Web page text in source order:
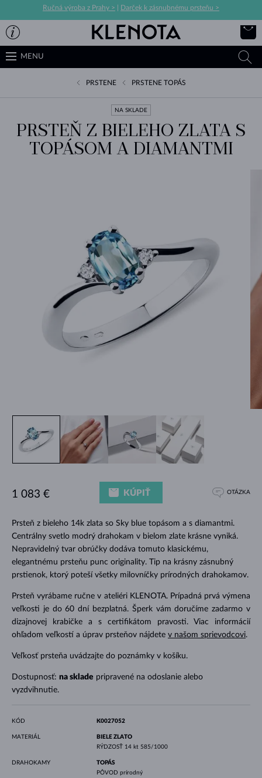
Ručná výroba z Prahy > Darček k zásnubnému prsteňu >
MENU
PRSTENE PRSTENE TOPÁS
NA SKLADE
PRSTEŇ Z BIELEHO ZLATA S
TOPÁSOM A DIAMANTMI
Prsteň z bieleho 14k zlata so Sky blue topásom a s diamantmi.
Centrálny svetlo modrý drahokam v bielom zlate krásne vyniká.
Nepravidelný tvar obrúčky dodáva tomuto klasickému,
elegantnému prsteňu punc originality. Tip na krásny zásnubný
prstienok, ktorý poteší všetky milovníčky prírodných drahokamov.
Prsteň vyrábame ručne v ateliéri KLENOTA. Prípadná prvá výmena
veľkosti je do 60 dní bezplatná. Šperk vám doručíme zadarmo v
dizajnovej krabičke a s certifikátom pravosti. Viac informácií
ohľadom veľkostí a úprav prsteňov nájdete v našom sprievodcovi.
Veľkosť prsteňa uvádzajte do poznámky v košíku.
Dostupnosť: na sklade pripravené na odoslanie alebo
vyzdvihnutie.
1 083 € KÚPIŤ OTÁZKA
KÓD K0027052
MATERIÁL
BIELE ZLATO
RÝDZOSŤ 14 kt 585/1000
DRAHOKAMY
TOPÁS
PÔVOD prírodný